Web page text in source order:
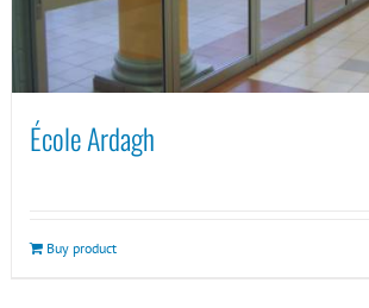
École Ardagh
Buy product